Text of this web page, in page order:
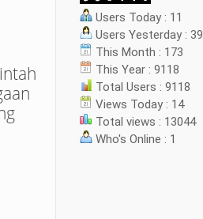
Users Today : 11
Users Yesterday : 39
This Month : 173
This Year : 9118
Total Users : 9118
Views Today : 14
Total views : 13044
Who's Online : 1